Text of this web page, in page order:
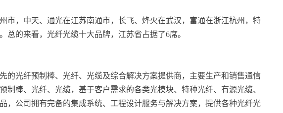
市，中天、通光在江苏南通市，长飞、烽火在武汉，富通在浙江杭州，特
总的来看，光纤光缆十大品牌，江苏省占据了6席。
的光纤预制棒、光纤、光缆及综合解决方案提供商，主要生产和销售通信
制棒、光纤、光缆，基于客户需求的各类光模块、特种光纤、有源光缆、
，公司拥有完备的集成系统、工程设计服务与解决方案，提供各种光纤光